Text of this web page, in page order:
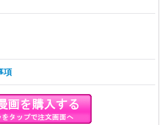
項